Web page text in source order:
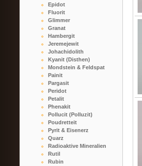
Epidot
Fluorit
Glimmer
Granat
Hambergit
Jeremejewit
Johachidolith
Kyanit (Disthen)
Mondstein & Feldspat
Painit
Pargasit
Peridot
Petalit
Phenakit
Pollucit (Polluzit)
Poudretteit
Pyrit & Eisenerz
Quarz
Radioaktive Mineralien
Rutil
Rubin